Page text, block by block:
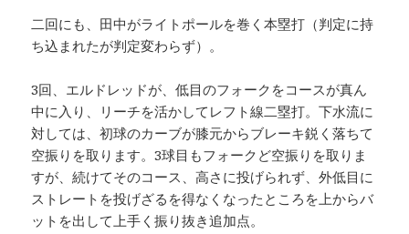
二回にも、田中がライトポールを巻く本塁打（判定に持
ち込まれたが判定変わらず）。
3回、エルドレッドが、低目のフォークをコースが真ん
中に入り、リーチを活かしてレフト線二塁打。下水流に
対しては、初球のカーブが膝元からブレーキ鋭く落ちて
空振りを取ります。3球目もフォークど空振りを取りま
すが、続けてそのコース、高さに投げられず、外低目に
ストレートを投げざるを得なくなったところを上からバ
ットを出して上手く振り抜き追加点。